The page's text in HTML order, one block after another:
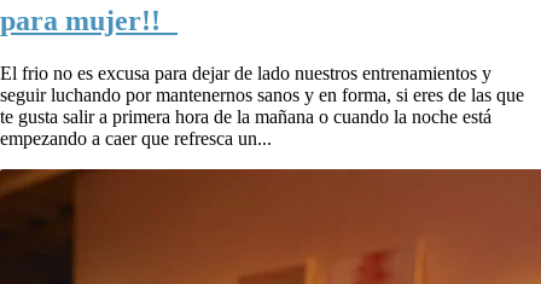
para mujer!!
El frio no es excusa para dejar de lado nuestros entrenamientos y
seguir luchando por mantenernos sanos y en forma, si eres de las que
te gusta salir a primera hora de la mañana o cuando la noche está
empezando a caer que refresca un...